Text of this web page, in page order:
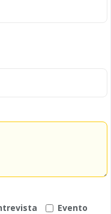
Evento